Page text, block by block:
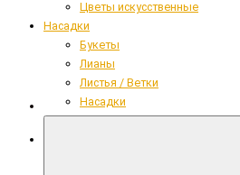
Цветы искусственные
Насадки
Букеты
Лианы
Листья / Ветки
Насадки
Одиночные цветы